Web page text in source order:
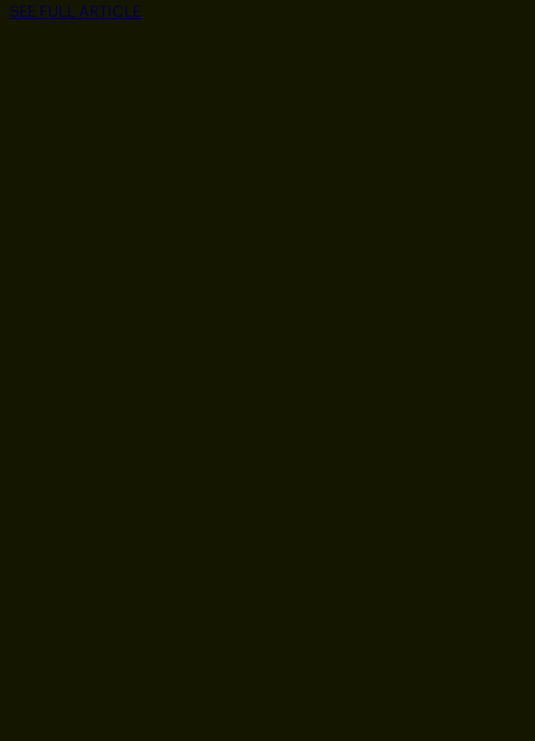
SEE FULL ARTICLE